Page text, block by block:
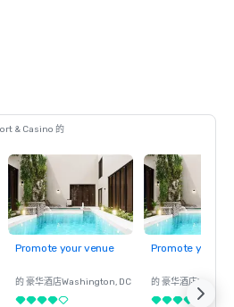
& Casino 的
Promote your venue
的 豪华酒店Washington, DC
Promote your
的 豪华酒店